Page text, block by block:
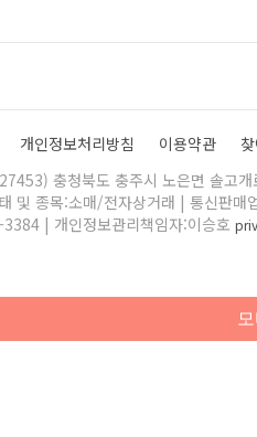
개인정보처리방침 이용약관
충청북도 충주시 노은면 솔고
및 종목:소매/전자상거래 | 통신판매
| 개인정보관리책임자:이승호